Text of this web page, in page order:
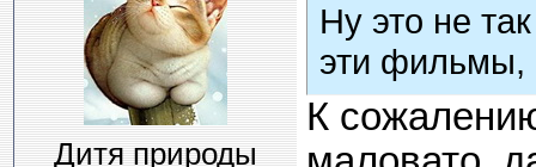
Дитя природы
Ну это не
эти фильмы,
К